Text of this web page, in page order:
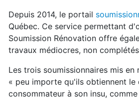
Depuis 2014, le portail
Québec. Ce service permettant
Soumission Rénovation offre
travaux médiocres, non
Les trois soumissionnaires mis
« peu importe qu'ils obtiennent
consommateur à son insu,